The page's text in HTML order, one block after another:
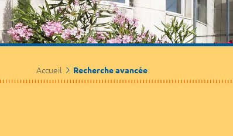
Accueil Recherche avancée